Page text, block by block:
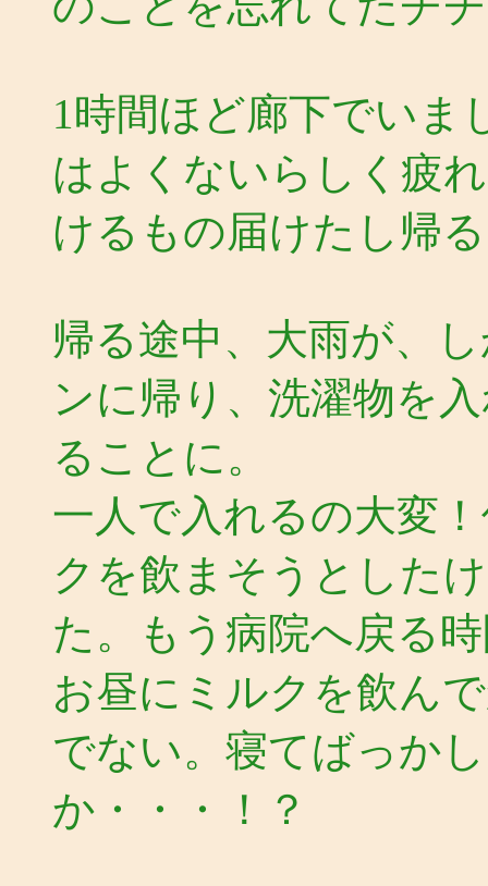
1時間ほど廊下でいま
はよくないらしく疲
けるもの届けたし帰
帰る途中、大雨が、
ンに帰り、洗濯物を
ることに。
一人で入れるの大変
クを飲まそうとした
た。もう病院へ戻る
お昼にミルクを飲ん
でない。寝てばっか
か・・・！？